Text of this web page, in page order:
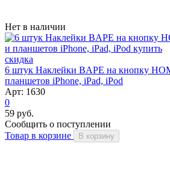
Нет в наличии
скидка
6 штук Наклейки BAPE на кнопку
планшетов iPhone, iPad, iPod
Арт: 1630
0
59 руб.
Сообщить о поступлении
Товар в корзине
В корзину